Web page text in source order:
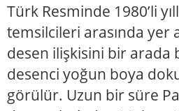
Türk Resminde 1980’li
temsilcileri arasında
desen ilişkisini bir arada
desenci yoğun boya
görülür. Uzun bir süre